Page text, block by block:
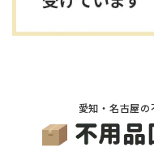
愛知・名古屋